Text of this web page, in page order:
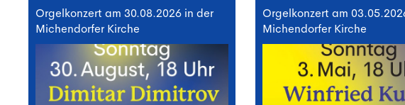
Orgelkonzert am 30.08.2026 in der
Michendorfer Kirche
Orgelkonzert am
Michendorfer Kirche